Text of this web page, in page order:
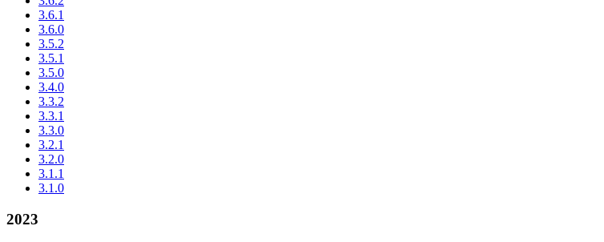
3.6.1
3.6.0
3.5.2
3.5.1
3.5.0
3.4.0
3.3.2
3.3.1
3.3.0
3.2.1
3.2.0
3.1.1
3.1.0
2023